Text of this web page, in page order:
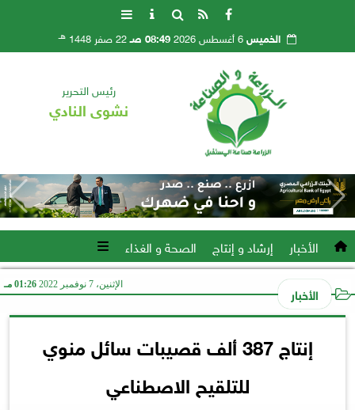
الخميس 08:49 صـ 22 صفر 1448 هـ
رئيس التحرير
نشوى النادي
الأخبار إرشاد و إنتاج الصحة و الغذاء
الأخبار الإثنين، 7 نوفمبر 2022 01:26 مـ
إنتاج 387 ألف قصيبات سائل منوي
للتلقيح الاصطناعي